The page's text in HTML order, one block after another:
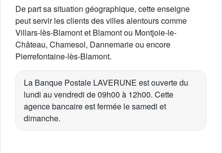
De part sa situation géographique, cette enseigne
peut servir les clients des villes alentours comme
Villars-lès-Blamont et Blamont ou Montjoie-le-
Château, Chamesol, Dannemarie ou encore
Pierrefontaine-lès-Blamont.
La Banque Postale LAVERUNE est ouverte du
lundi au vendredi de 09h00 à 12h00. Cette
agence bancaire est fermée le samedi et
dimanche.